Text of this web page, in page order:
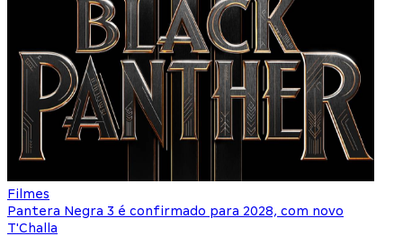
Filmes
Pantera Negra 3 é confirmado para 2028, com novo
T'Challa